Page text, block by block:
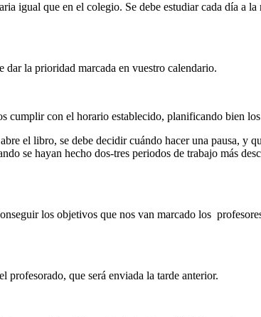
igual que en el colegio. Se debe estudiar cada día a
dar la prioridad marcada en vuestro calendario.
cumplir con el horario establecido, planificando bien
el libro, se debe decidir cuándo hacer una pausa, y
se hayan hecho dos-tres periodos de trabajo más
los objetivos que nos van marcado los
que será enviada la tarde anterior.